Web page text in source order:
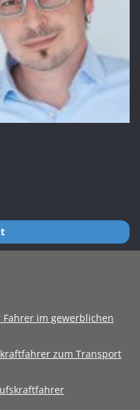
im gewerblichen
zum Transport